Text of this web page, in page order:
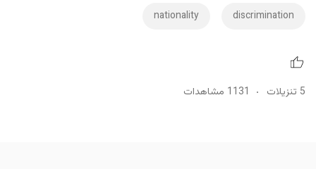
discrimination
nationality
5 تنزيلات 1131 مشاهدات